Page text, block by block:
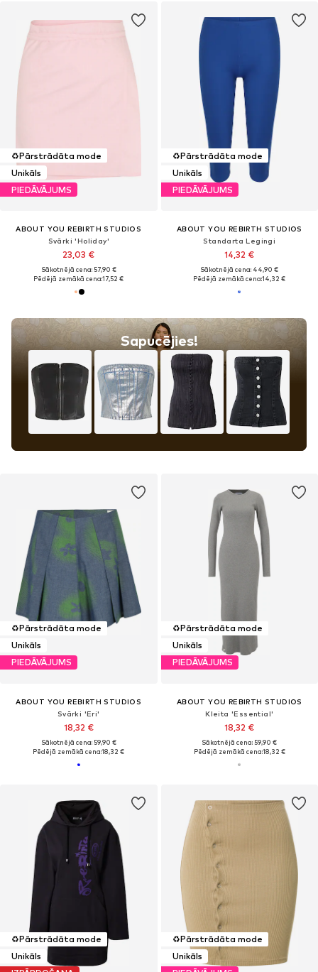
♻️Pārstrādāta mode
Unikāls
PIEDĀVĀJUMS
ABOUT YOU REBIRTH STUDIOS
Svārki 'Holiday'
23,03 €
Sākotnējā cena: 57,90 €
Pēdējā zemākā cena:17,52 €
Sapucējies!
♻️Pārstrādāta mode
Unikāls
PIEDĀVĀJUMS
ABOUT YOU REBIRTH STUDIOS
Standarta Legingi
14,32 €
Sākotnējā cena: 44,90 €
Pēdējā zemākā cena:14,32 €
♻️Pārstrādāta mode
Unikāls
PIEDĀVĀJUMS
ABOUT YOU REBIRTH STUDIOS
Svārki 'Eri'
18,32 €
Sākotnējā cena: 59,90 €
Pēdējā zemākā cena:18,32 €
♻️Pārstrādāta mode
Unikāls
PIEDĀVĀJUMS
ABOUT YOU REBIRTH STUDIOS
Kleita 'Essential'
18,32 €
Sākotnējā cena: 59,90 €
Pēdējā zemākā cena:18,32 €
♻️Pārstrādāta mode
Unikāls
♻️Pārstrādāta mode
Unikāls